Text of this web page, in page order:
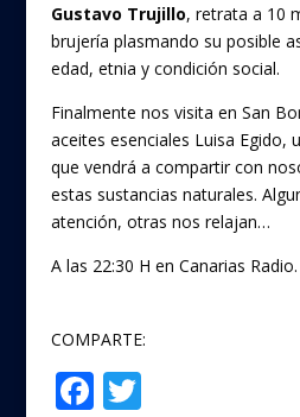
Gustavo Trujillo, retrata a 10
brujería plasmando su posible
edad, etnia y condición social.
Finalmente nos visita en San
aceites esenciales Luisa Egido,
que vendrá a compartir con
estas sustancias naturales.
atención, otras nos relajan…
A las 22:30 H en Canarias Radio.
COMPARTE:
F T